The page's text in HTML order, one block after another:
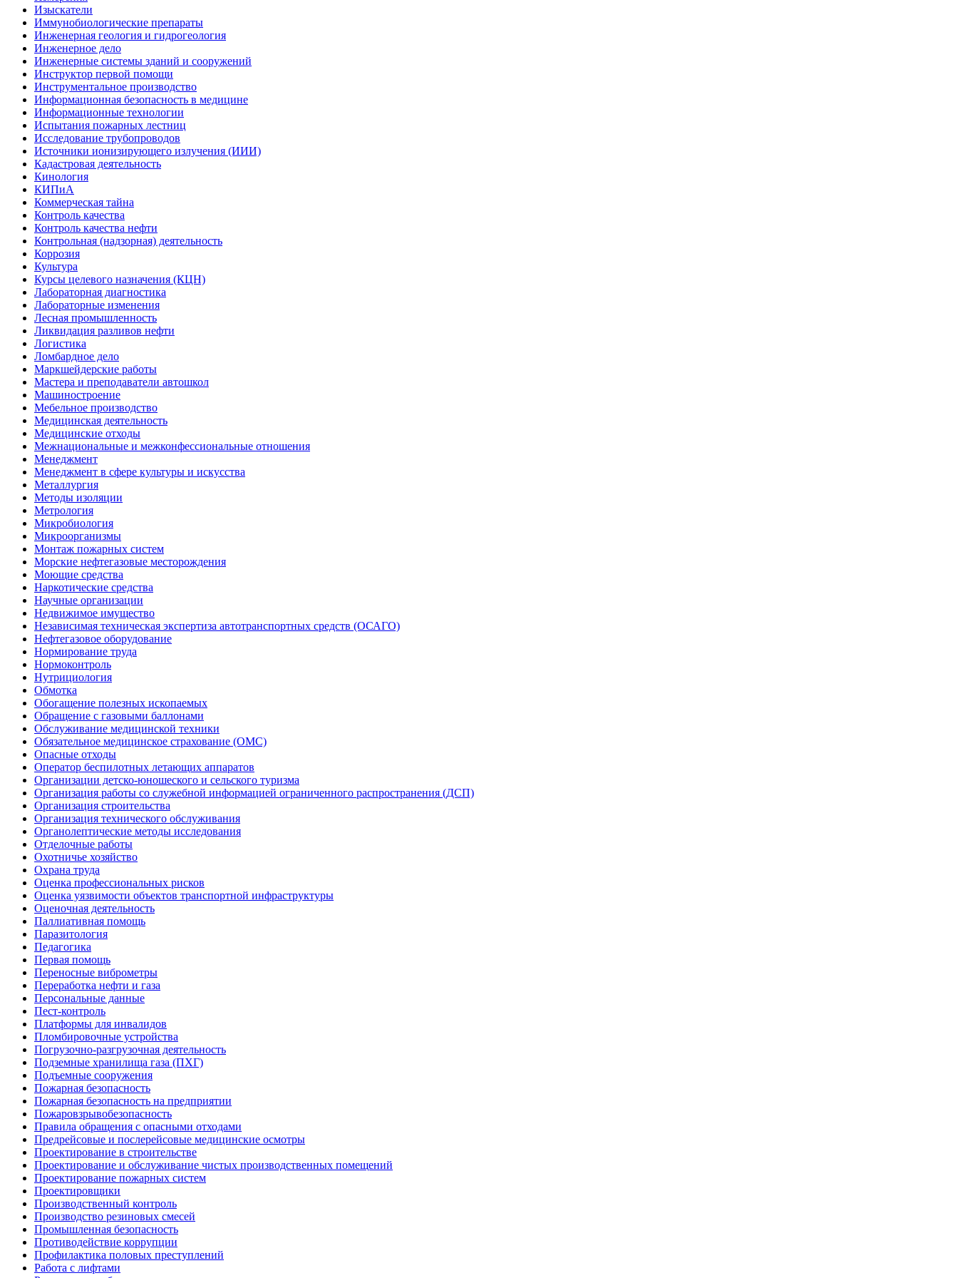
Изыскатели
Иммунобиологические препараты
Инженерная геология и гидрогеология
Инженерное дело
Инженерные системы зданий и сооружений
Инструктор первой помощи
Инструментальное производство
Информационная безопасность в медицине
Информационные технологии
Испытания пожарных лестниц
Исследование трубопроводов
Источники ионизирующего излучения (ИИИ)
Кадастровая деятельность
Кинология
КИПиА
Коммерческая тайна
Контроль качества
Контроль качества нефти
Контрольная (надзорная) деятельность
Коррозия
Культура
Курсы целевого назначения (КЦН)
Лабораторная диагностика
Лабораторные изменения
Лесная промышленность
Ликвидация разливов нефти
Логистика
Ломбардное дело
Маркшейдерские работы
Мастера и преподаватели автошкол
Машиностроение
Мебельное производство
Медицинская деятельность
Медицинские отходы
Межнациональные и межконфессиональные отношения
Менеджмент
Менеджмент в сфере культуры и искусства
Металлургия
Методы изоляции
Метрология
Микробиология
Микроорганизмы
Монтаж пожарных систем
Морские нефтегазовые месторождения
Моющие средства
Наркотические средства
Научные организации
Недвижимое имущество
Независимая техническая экспертиза автотранспортных средств (ОСАГО)
Нефтегазовое оборудование
Нормирование труда
Нормоконтроль
Нутрициология
Обмотка
Обогащение полезных ископаемых
Обращение с газовыми баллонами
Обслуживание медицинской техники
Обязательное медицинское страхование (ОМС)
Опасные отходы
Оператор беспилотных летающих аппаратов
Организации детско-юношеского и сельского туризма
Организация работы со служебной информацией ограниченного распространения (ДСП)
Организация строительства
Организация технического обслуживания
Органолептические методы исследования
Отделочные работы
Охотничье хозяйство
Охрана труда
Оценка профессиональных рисков
Оценка уязвимости объектов транспортной инфраструктуры
Оценочная деятельность
Паллиативная помощь
Паразитология
Педагогика
Первая помощь
Переносные виброметры
Переработка нефти и газа
Персональные данные
Пест-контроль
Платформы для инвалидов
Пломбировочные устройства
Погрузочно-разгрузочная деятельность
Подземные хранилища газа (ПХГ)
Подъемные сооружения
Пожарная безопасность
Пожарная безопасность на предприятии
Пожаровзрывобезопасность
Правила обращения с опасными отходами
Предрейсовые и послерейсовые медицинские осмотры
Проектирование в строительстве
Проектирование и обслуживание чистых производственных помещений
Проектирование пожарных систем
Проектировщики
Производственный контроль
Производство резиновых смесей
Промышленная безопасность
Противодействие коррупции
Профилактика половых преступлений
Работа с лифтами